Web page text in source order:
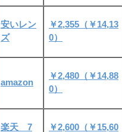
安いレン
ズ
￥2,355（￥14,13
0）
amazon
￥2,480（￥14,88
0）
楽天 7
￥2,600（￥15,60